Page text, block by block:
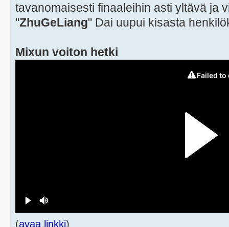
tavanomaisesti finaaleihin asti yltävä ja
"ZhuGeLiang" Dai uupui kisasta
Mixun voiton hetki
(avaa linkki)